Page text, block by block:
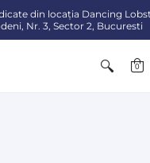
din locaţia Dancing
Nr. 3, Sector 2, Bucuresti
0